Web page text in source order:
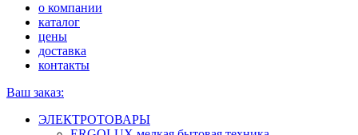
о компании
каталог
цены
доставка
контакты
Ваш заказ:
ЭЛЕКТРОТОВАРЫ